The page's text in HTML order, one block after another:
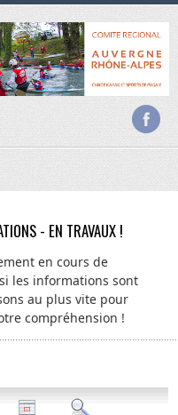
- EN TRAVAUX !
en cours de
les informations sont
au plus vite pour
compréhension !